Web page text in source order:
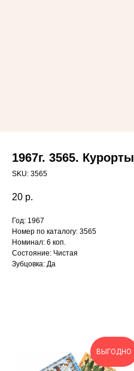
1967г. 3565.
SKU: 3565
20 р.
Год: 1967
Номер по каталогу: 3565
Номинал: 6 коп.
Состояние: Чистая
Зубцовка: Да
ВЫГОДНО